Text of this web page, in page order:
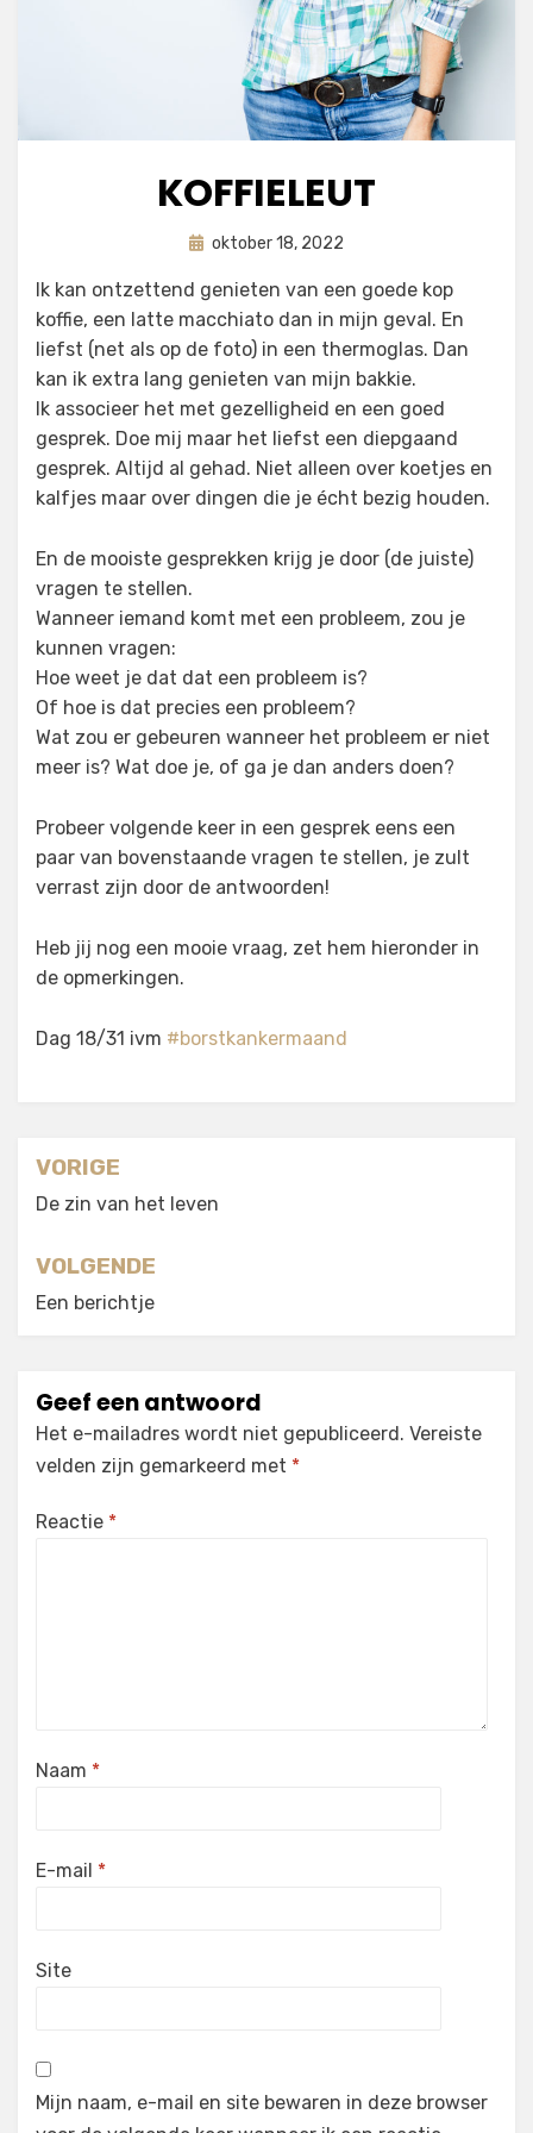
KOFFIELEUT
doorastrid
Geplaatst
oktober 18, 2022
Ik kan ontzettend genieten van een goede kop
koffie, een latte macchiato dan in mijn geval. En
liefst (net als op de foto) in een thermoglas. Dan
kan ik extra lang genieten van mijn bakkie.
Ik associeer het met gezelligheid en een goed
gesprek. Doe mij maar het liefst een diepgaand
gesprek. Altijd al gehad. Niet alleen over koetjes en
kalfjes maar over dingen die je écht bezig houden.
En de mooiste gesprekken krijg je door (de juiste)
vragen te stellen.
Wanneer iemand komt met een probleem, zou je
kunnen vragen:
Hoe weet je dat dat een probleem is?
Of hoe is dat precies een probleem?
Wat zou er gebeuren wanneer het probleem er niet
meer is? Wat doe je, of ga je dan anders doen?
Probeer volgende keer in een gesprek eens een
paar van bovenstaande vragen te stellen, je zult
verrast zijn door de antwoorden!
Heb jij nog een mooie vraag, zet hem hieronder in
de opmerkingen.
Dag 18/31 ivm #borstkankermaand
Berichtnavigatie
VORIGE
De zin van het leven
VOLGENDE
Een berichtje
Geef een antwoord
Het e-mailadres wordt niet gepubliceerd. Vereiste
velden zijn gemarkeerd met *
Reactie *
Naam *
E-mail *
Site
Mijn naam, e-mail en site bewaren in deze browser